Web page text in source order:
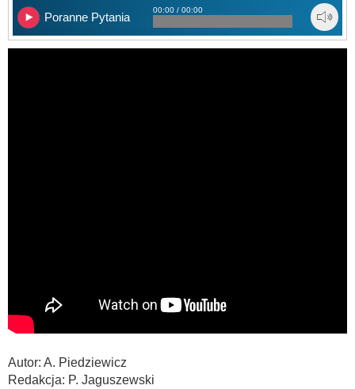
Poranne Pytania
00:00 / 00:00
Autor: A. Piedziewicz
Redakcja: P. Jaguszewski